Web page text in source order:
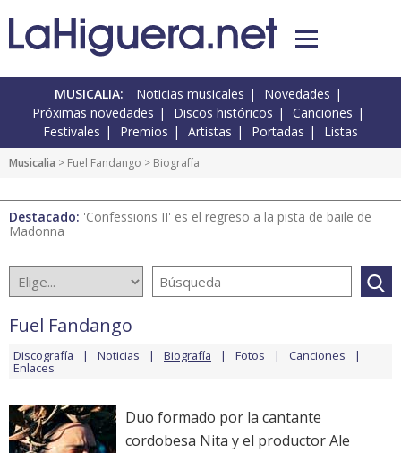
MUSICALIA: Noticias musicales
Novedades
Próximas novedades
Discos históricos
Canciones
Festivales
Premios Artistas Portadas Listas
Musicalia > Fuel Fandango > Biografía
Destacado: 'Confessions II' es el regreso a la pista de baile de
Madonna
Fuel Fandango
Discografía Noticias Biografía Fotos Canciones
Enlaces
Duo formado por la cantante
cordobesa Nita y el productor Ale